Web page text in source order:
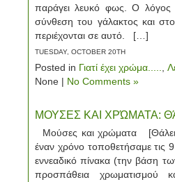
παράγει λευκό φως. Ο λόγος
σύνθεση του γάλακτος και
περιέχονται σε αυτό. […]
TUESDAY, OCTOBER 20TH
Posted in Γιατί έχει χρώμα.....
None | No Comments »
ΜΟΥΣΕΣ ΚΑΙ ΧΡΏΜΑΤΑ:
Μούσες και χρώματα
έναν χρόνο τοποθετήσαμε
εννεαδικό πίνακα (την βάση
προσπάθεια χρωματισμού